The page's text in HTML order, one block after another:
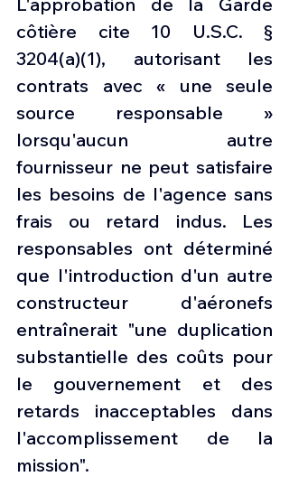
côtière cite 10 U.S.C. §
3204(a)(1), autorisant les
contrats avec « une seule
source responsable »
lorsqu'aucun autre
fournisseur ne peut satisfaire
les besoins de l'agence sans
frais ou retard indus. Les
responsables ont déterminé
que l'introduction d'un autre
constructeur d'aéronefs
entraînerait "une duplication
substantielle des coûts pour
le gouvernement et des
retards inacceptables dans
l'accomplissement de la
mission".